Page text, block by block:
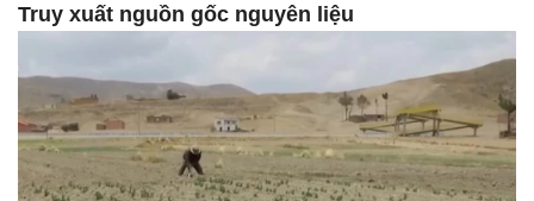
Truy xuất nguồn gốc nguyên liệu